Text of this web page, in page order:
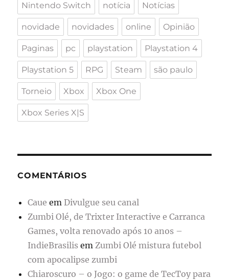
Nintendo Switch notícia Notícias
novidade novidades online Opinião
Paginas pc playstation Playstation 4
Playstation 5 RPG Steam são paulo
Torneio Xbox Xbox One
Xbox Series X|S
COMENTÁRIOS
Caue emDivulgue seu canal
Zumbi Olé, de Trixter Interactive e Carranca
Games, volta renovado após 10 anos –
IndieBrasilis emZumbi Olé mistura futebol
com apocalipse zumbi
Chiaroscuro – o Jogo: o game de TecToy para